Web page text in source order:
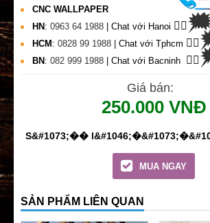
CNC WALLPAPER
HN : 0963 64 1988 | Chat với Hanoi 👉🏽
HCM : 0828 99 1988 | Chat với Tphcm 👉🏽
BN : 082 999 1988 | Chat với Bacninh 👉🏽
Giá bán:
250.000 VNĐ
MUA NGAY
SẢN PHẨM LIÊN QUAN